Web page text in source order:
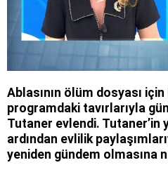
Ablasının ölüm dosyası için
programdaki tavırlarıyla
Tutaner evlendi. Tutaner’in
ardından evlilik
yeniden gündem olmasına